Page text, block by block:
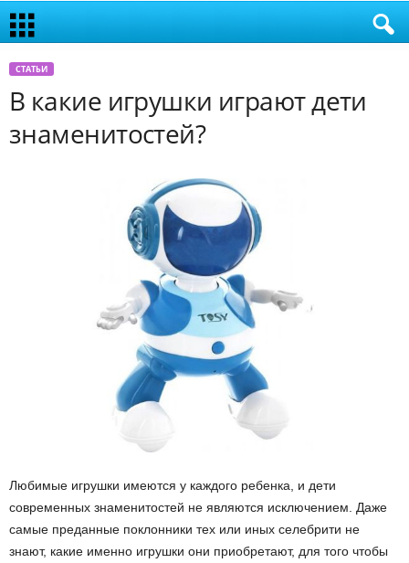
СТАТЬИ
В какие игрушки играют дети
знаменитостей?
Любимые игрушки имеются у каждого ребенка, и дети
современных знаменитостей не являются исключением. Даже
самые преданные поклонники тех или иных селебрити не
знают, какие именно игрушки они приобретают, для того чтобы